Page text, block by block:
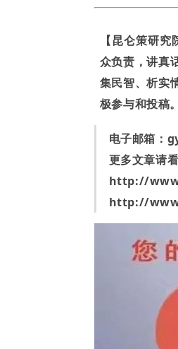
【昆仑策研
众负责，讲真
集民智、析实
极参与和投稿。
电子邮箱：
更多文章请
http://
http://